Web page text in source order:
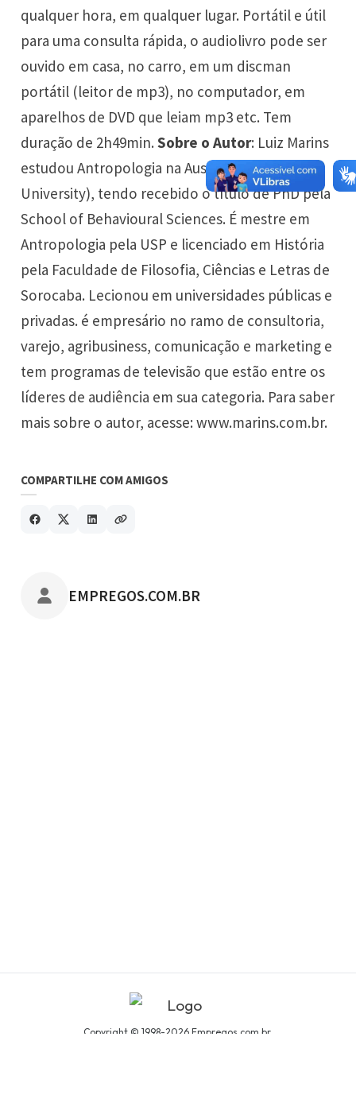
qualquer hora, em qualquer lugar. Portátil e útil
para uma consulta rápida, o audiolivro pode ser
ouvido em casa, no carro, em um discman
portátil (leitor de mp3), no computador, em
aparelhos de DVD que leiam mp3 etc. Tem
duração de 2h49min.Sobre o Autor: Luiz Marins
estudou Antropologia na Austrália (Macquarie
University), tendo recebido o título de PhD pela
School of Behavioural Sciences. É mestre em
Antropologia pela USP e licenciado em História
pela Faculdade de Filosofia, Ciências e Letras de
Sorocaba. Lecionou em universidades públicas e
privadas. é empresário no ramo de consultoria,
varejo, agribusiness, comunicação e marketing e
tem programas de televisão que estão entre os
líderes de audiência em sua categoria. Para saber
mais sobre o autor, acesse:www.marins.com.br.
COMPARTILHE COM AMIGOS
POSTADO POR
EMPREGOS.COM.BR
Copyright © 1998-2026 Empregos.com.br.